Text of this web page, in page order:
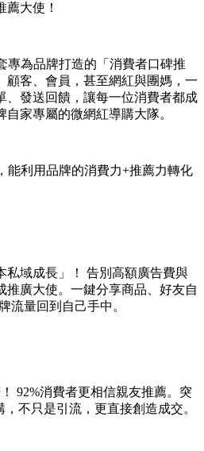
大使！
專為品牌打造的「消費者口碑推
顧客、會員，甚至網紅與團媽，一
、發送回饋，讓每一位消費者都成
家專屬的微網紅導購大隊。
能利用品牌的消費力+推薦力轉化
私域成長」！ 告別高額廣告費與
推廣大使。一鍵分享商品、好友自
流量回到自己手中。
92%消費者更相信親友推薦。突
不只是引流，更直接創造成交。